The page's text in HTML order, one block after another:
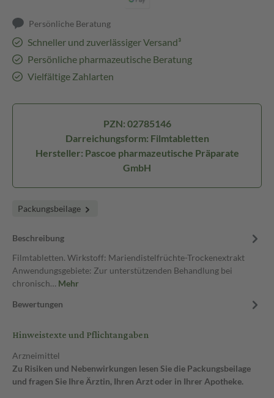
Persönliche Beratung
Schneller und zuverlässiger Versand³
Persönliche pharmazeutische Beratung
Vielfältige Zahlarten
PZN: 02785146
Darreichungsform: Filmtabletten
Hersteller: Pascoe pharmazeutische Präparate
GmbH
Packungsbeilage
Beschreibung
Filmtabletten. Wirkstoff: Mariendistelfrüchte-Trockenextrakt
Anwendungsgebiete: Zur unterstützenden Behandlung bei
chronisch… Mehr
Bewertungen
Hinweistexte und Pflichtangaben
Arzneimittel
Zu Risiken und Nebenwirkungen lesen Sie die Packungsbeilage
und fragen Sie Ihre Ärztin, Ihren Arzt oder in Ihrer Apotheke.